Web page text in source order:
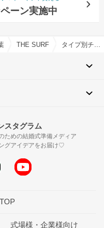
ーン実施中
市の結婚式場一覧
THE SURF OCEAN
スタグラム
ための結婚式準備メディア
グアイデアをお届け♡
式場様・企業様向け